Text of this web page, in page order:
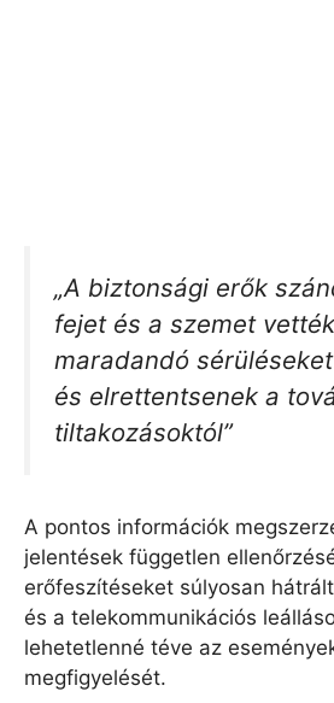
„A biztonsági erők
fejet és a szemet
maradandó
és elrettentsenek a
tiltakozásoktól”
A pontos információk
jelentések független
erőfeszítéseket súlyosan
és a telekommunikációs
lehetetlenné téve az
megfigyelését.